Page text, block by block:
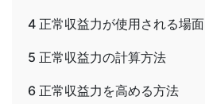
4 正常収益力が使用される場面
5 正常収益力の計算方法
6 正常収益力を高める方法